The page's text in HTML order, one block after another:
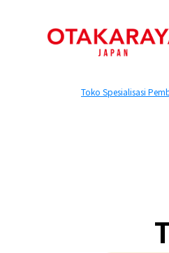
Toko Spesialisasi